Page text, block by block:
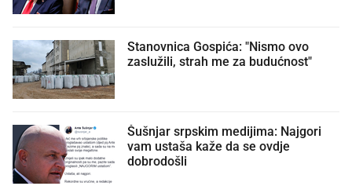
Stanovnica Gospića: "Nismo ovo
zaslužili, strah me za budućnost"
Šušnjar srpskim medijima: Najgori
vam ustaša kaže da se ovdje
dobrodošli